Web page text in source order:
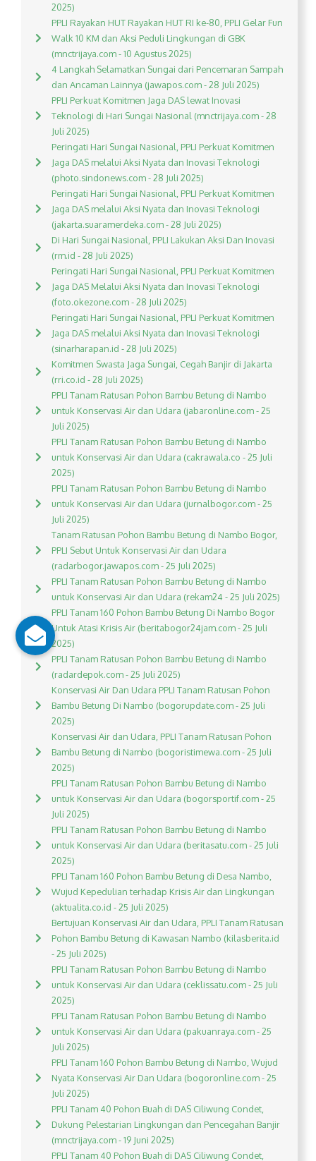
2025)
PPLI Rayakan HUT Rayakan HUT RI ke-80, PPLI Gelar Fun
Walk 10 KM dan Aksi Peduli Lingkungan di GBK
(mnctrijaya.com - 10 Agustus 2025)
4 Langkah Selamatkan Sungai dari Pencemaran Sampah
dan Ancaman Lainnya (jawapos.com - 28 Juli 2025)
PPLI Perkuat Komitmen Jaga DAS lewat Inovasi
Teknologi di Hari Sungai Nasional (mnctrijaya.com - 28
Juli 2025)
Peringati Hari Sungai Nasional, PPLI Perkuat Komitmen
Jaga DAS melalui Aksi Nyata dan Inovasi Teknologi
(photo.sindonews.com - 28 Juli 2025)
Peringati Hari Sungai Nasional, PPLI Perkuat Komitmen
Jaga DAS melalui Aksi Nyata dan Inovasi Teknologi
(jakarta.suaramerdeka.com - 28 Juli 2025)
Di Hari Sungai Nasional, PPLI Lakukan Aksi Dan Inovasi
(rm.id - 28 Juli 2025)
Peringati Hari Sungai Nasional, PPLI Perkuat Komitmen
Jaga DAS Melalui Aksi Nyata dan Inovasi Teknologi
(foto.okezone.com - 28 Juli 2025)
Peringati Hari Sungai Nasional, PPLI Perkuat Komitmen
Jaga DAS melalui Aksi Nyata dan Inovasi Teknologi
(sinarharapan.id - 28 Juli 2025)
Komitmen Swasta Jaga Sungai, Cegah Banjir di Jakarta
(rri.co.id - 28 Juli 2025)
PPLI Tanam Ratusan Pohon Bambu Betung di Nambo
untuk Konservasi Air dan Udara (jabaronline.com - 25
Juli 2025)
PPLI Tanam Ratusan Pohon Bambu Betung di Nambo
untuk Konservasi Air dan Udara (cakrawala.co - 25 Juli
2025)
PPLI Tanam Ratusan Pohon Bambu Betung di Nambo
untuk Konservasi Air dan Udara (jurnalbogor.com - 25
Juli 2025)
Tanam Ratusan Pohon Bambu Betung di Nambo Bogor,
PPLI Sebut Untuk Konservasi Air dan Udara
(radarbogor.jawapos.com - 25 Juli 2025)
PPLI Tanam Ratusan Pohon Bambu Betung di Nambo
untuk Konservasi Air dan Udara (rekam24 - 25 Juli 2025)
PPLI Tanam 160 Pohon Bambu Betung Di Nambo Bogor
Untuk Atasi Krisis Air (beritabogor24jam.com - 25 Juli
2025)
PPLI Tanam Ratusan Pohon Bambu Betung di Nambo
(radardepok.com - 25 Juli 2025)
Konservasi Air Dan Udara PPLI Tanam Ratusan Pohon
Bambu Betung Di Nambo (bogorupdate.com - 25 Juli
2025)
Konservasi Air dan Udara, PPLI Tanam Ratusan Pohon
Bambu Betung di Nambo (bogoristimewa.com - 25 Juli
2025)
PPLI Tanam Ratusan Pohon Bambu Betung di Nambo
untuk Konservasi Air dan Udara (bogorsportif.com - 25
Juli 2025)
PPLI Tanam Ratusan Pohon Bambu Betung di Nambo
untuk Konservasi Air dan Udara (beritasatu.com - 25 Juli
2025)
PPLI Tanam 160 Pohon Bambu Betung di Desa Nambo,
Wujud Kepedulian terhadap Krisis Air dan Lingkungan
(aktualita.co.id - 25 Juli 2025)
Bertujuan Konservasi Air dan Udara, PPLI Tanam Ratusan
Pohon Bambu Betung di Kawasan Nambo (kilasberita.id
- 25 Juli 2025)
PPLI Tanam Ratusan Pohon Bambu Betung di Nambo
untuk Konservasi Air dan Udara (ceklissatu.com - 25 Juli
2025)
PPLI Tanam Ratusan Pohon Bambu Betung di Nambo
untuk Konservasi Air dan Udara (pakuanraya.com - 25
Juli 2025)
PPLI Tanam 160 Pohon Bambu Betung di Nambo, Wujud
Nyata Konservasi Air Dan Udara (bogoronline.com - 25
Juli 2025)
PPLI Tanam 40 Pohon Buah di DAS Ciliwung Condet,
Dukung Pelestarian Lingkungan dan Pencegahan Banjir
(mnctrijaya.com - 19 Juni 2025)
PPLI Tanam 40 Pohon Buah di DAS Ciliwung Condet,